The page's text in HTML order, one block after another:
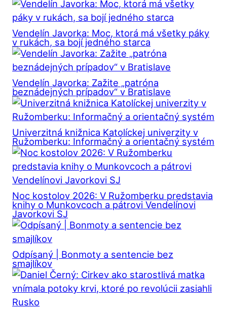
Vendelín Javorka: Moc, ktorá má všetky páky
v rukách, sa bojí jedného starca
Vendelín Javorka: Zažite „patróna
beznádejných prípadov“ v Bratislave
Univerzitná knižnica Katolíckej univerzity v
Ružomberku: Informačný a orientačný systém
Noc kostolov 2026: V Ružomberku predstavia
knihy o Munkovcoch a pátrovi Vendelínovi
Javorkovi SJ
Odpísaný | Bonmoty a sentencie bez
smajlíkov